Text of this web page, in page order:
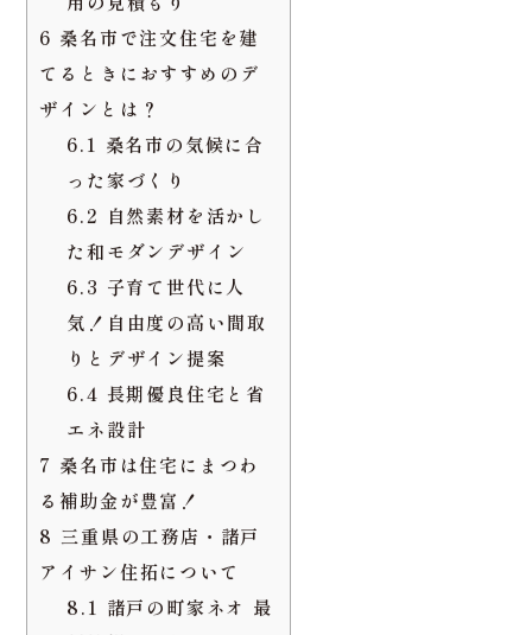
4.2自然と触れ合える
場所
5桑名市で注文住宅を建て
るときに気をつけたいポ
イントとは？
5.1土地選びと地盤調
査の重要性
5.2住宅会社と工務店
の選定ポイント
5.3 予算管理と追加費
用の見積もり
桑名市で注文住宅を建
てるときにおすすめのデ
ザインとは？
6.1桑名市の気候に合
った家づくり
6.2 自然素材を活かし
た和モダンデザイン